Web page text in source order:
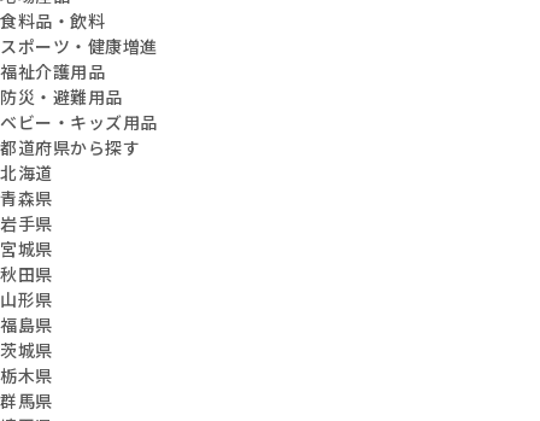
食料品・飲料
スポーツ・健康増進
福祉介護用品
防災・避難用品
ベビー・キッズ用品
都道府県から探す
北海道
青森県
岩手県
宮城県
秋田県
山形県
福島県
茨城県
栃木県
群馬県